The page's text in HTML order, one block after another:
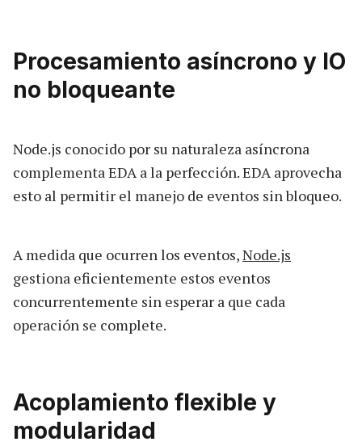
Procesamiento asíncrono y IO
no bloqueante
Node.js conocido por su naturaleza asíncrona
complementa EDA a la perfección. EDA aprovecha
esto al permitir el manejo de eventos sin bloqueo.
A medida que ocurren los eventos,Node.js
gestiona eficientemente estos eventos
concurrentemente sin esperar a que cada
operación se complete.
Acoplamiento flexible y
modularidad